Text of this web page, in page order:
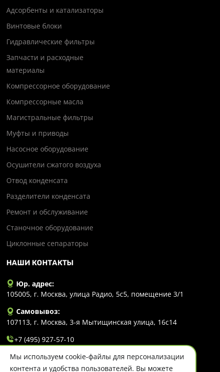
Адсорбенты и катализаторы
Винтовые блоки
Гидравлические фильтры
Запчасти и расходные
материалы
Компрессорное оборудование
Компрессорные масла
Магистральные фильтры
Муфты и приводы
Насосное оборудование
Осушители сжатого воздуха
Отвод конденсата
Разделители конденсата
Ремонт и обслуживание
Станочное оборудование
Циклонные сепараторы
НАШИ КОНТАКТЫ
Юр. адрес:
105005, г. Москва, улица Радио, 5с5, помещение 3/1
Самовывоз:
107113, г. Москва, 3-я Мытищинская улица, 16с14
+7 (495) 927-57-10
info@evlart.ru
Мы используем cookie-файлы для персонализации
контента и удобства пользователей. Вы можете